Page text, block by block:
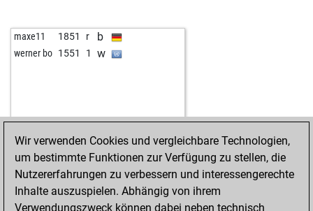
maxe11 1851 r b
werner bo 1551 1 w
Wir verwenden Cookies und vergleichbare Technologien,
um bestimmte Funktionen zur Verfügung zu stellen, die
Nutzererfahrungen zu verbessern und interessengerechte
Inhalte auszuspielen. Abhängig von ihrem
Verwendungszweck können dabei neben technisch